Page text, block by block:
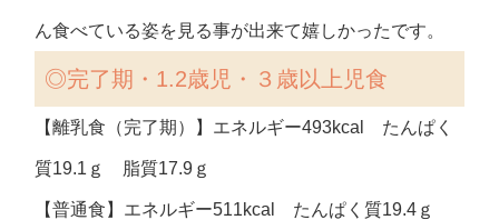
ん食べている姿を見る事が出来て嬉しかったです。
◎完了期・1.2歳児・３歳以上児食
【離乳食（完了期）】エネルギー493kcal たんぱく
質19.1ｇ 脂質17.9ｇ
【普通食】エネルギー511kcal たんぱく質19.4ｇ